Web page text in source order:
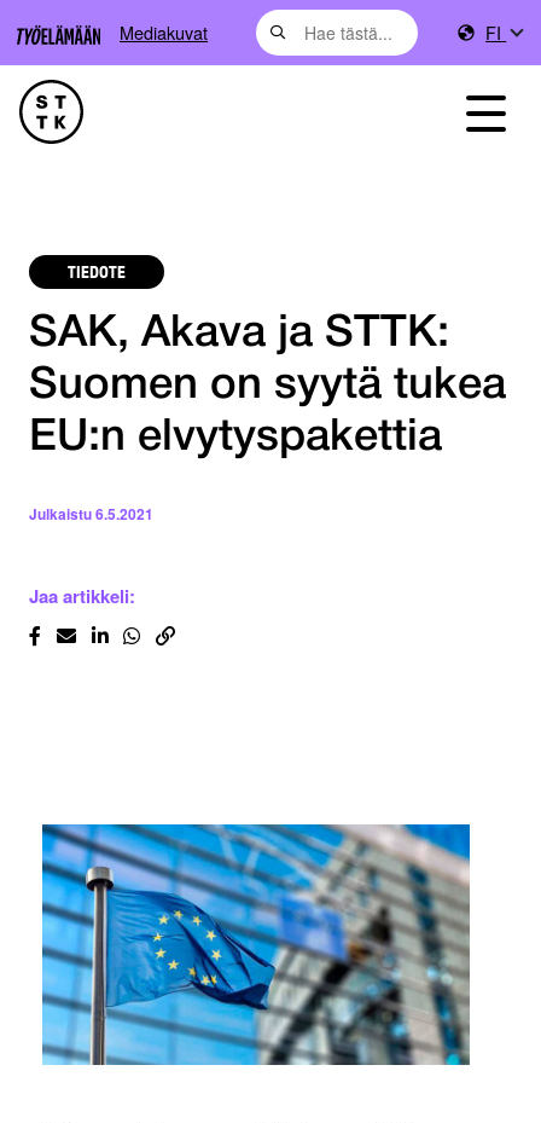
Mediakuvat FI
TIEDOTE
SAK, Akava ja STTK:
Suomen on syytä tukea
EU:n elvytyspakettia
Julkaistu6.5.2021
Jaa artikkeli: